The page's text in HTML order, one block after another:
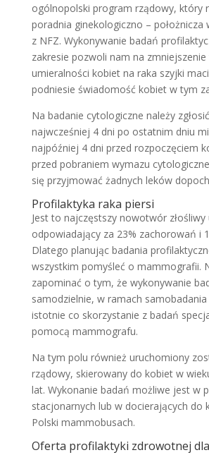
ogólnopolski program rządowy, który
poradnia ginekologiczno – położnicza
z NFZ. Wykonywanie badań
zakresie pozwoli nam na zmniejszenie
umieralności kobiet na raka szyjki
podniesie świadomość kobiet w tym
Na badanie cytologiczne należy
najwcześniej 4 dni po ostatnim dniu
najpóźniej 4 dni przed rozpoczęciem
przed pobraniem wymazu
się przyjmować żadnych leków
Profilaktyka raka piersi
Jest to najczęstszy nowotwór złośliwy
odpowiadający za 23% zachorowań i
Dlatego planując badania
wszystkim pomyśleć o mammografii.
zapominać o tym, że wykonywanie
samodzielnie, w ramach
istotnie co skorzystanie z badań
pomocą mammografu.
Na tym polu również uruchomiony
rządowy, skierowany do kobiet w
lat. Wykonanie badań możliwe jest w
stacjonarnych lub w docierających do
Polski mammobusach.
Oferta profilaktyki zdrowotnej